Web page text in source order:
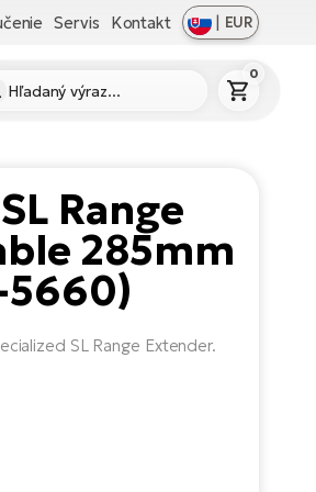
Servis Kontakt | EUR
0
Range
285mm
5660)
SL Range Extender.